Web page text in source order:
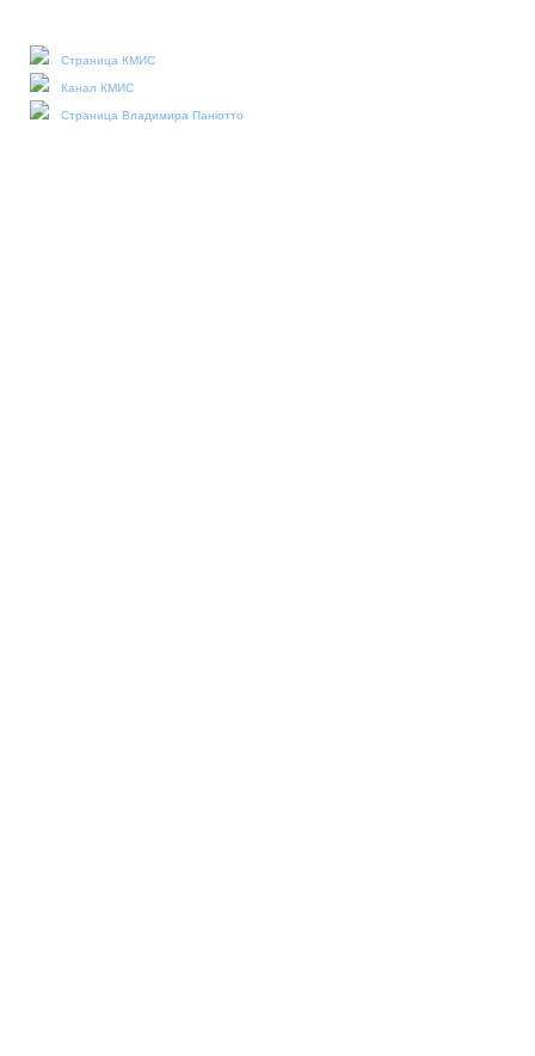
Страница КМИС
Канал КМИС
Страница Владимира Паніотто